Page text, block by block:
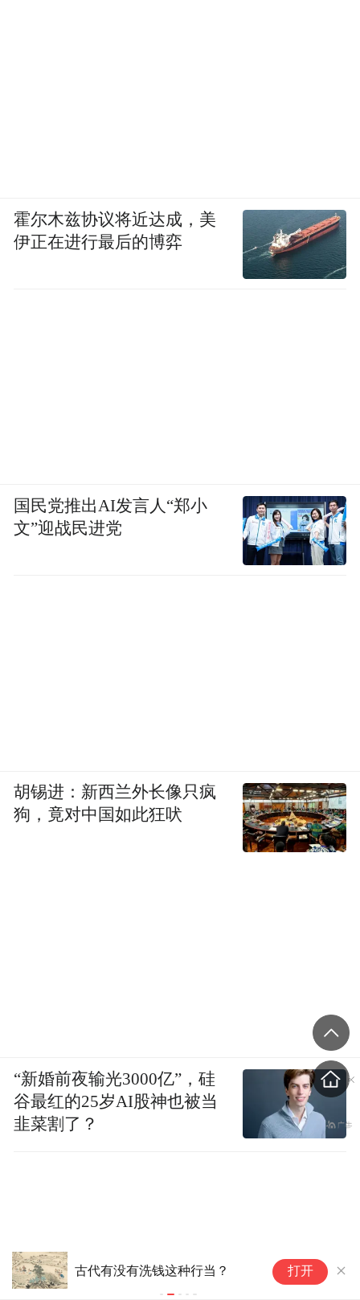
古代有没有洗钱这种行当？
防
打开
霍尔木兹协议将近达成，美
伊正在进行最后的博弈
国民党推出AI发言人“郑小
文”迎战民进党
胡锡进：新西兰外长像只疯
狗，竟对中国如此狂吠
“新婚前夜输光3000亿”，硅
谷最红的25岁AI股神也被当
韭菜割了？